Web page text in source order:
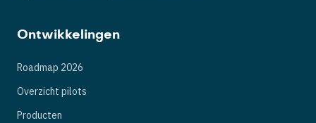
Ontwikkelingen
Roadmap 2026
Overzicht pilots
Producten